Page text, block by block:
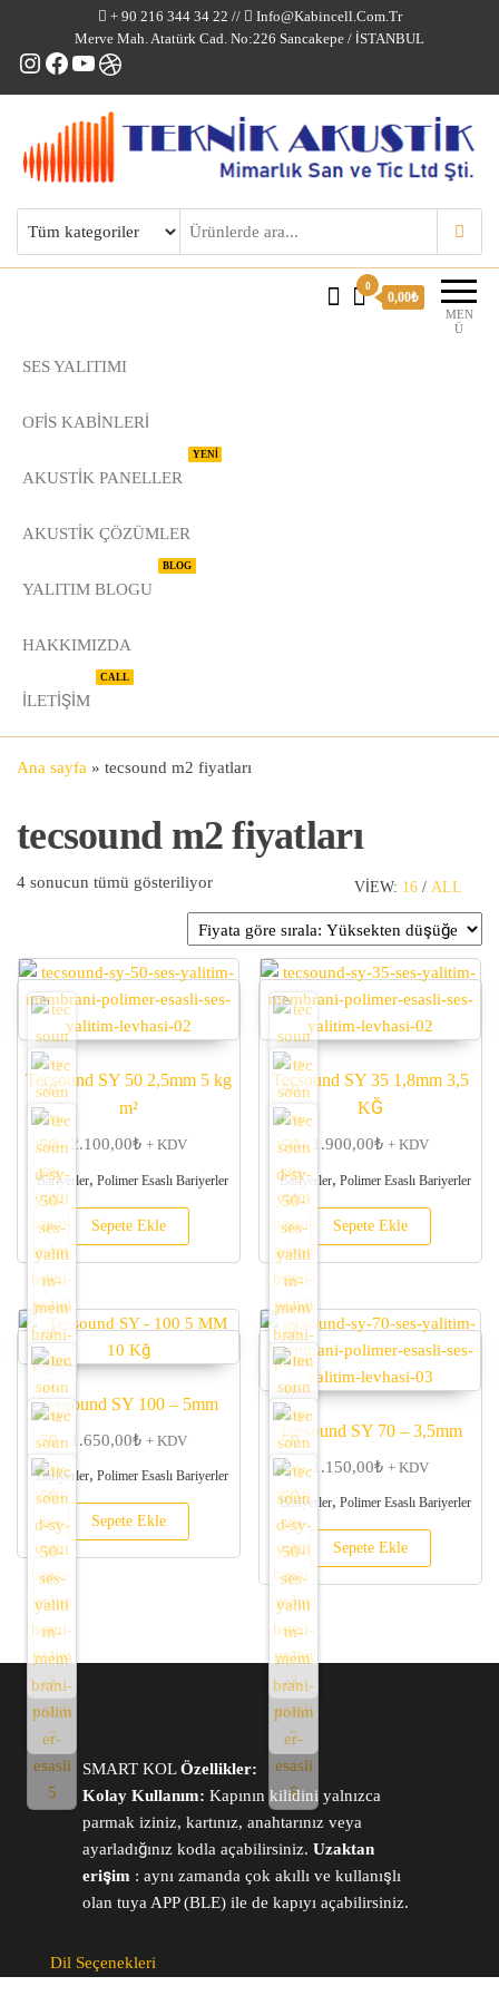
+ 90 216 344 34 22 //
Info@kabincell.com.tr
Merve Mah. Atatürk Cad. No:226 Sancakepe / İSTANBUL
Instagram
Facebook
YouTube
Dribbble
Kabincell Ofis Kabinleri
MEN
Ü
0
0,00₺
SES YALITIMI
OFİS KABİNLERİ
AKUSTİK PANELLER
YENİ
AKUSTIK ÇÖZÜMLER
YALITIM BLOGU
BLOG
HAKKIMIZDA
İLETIŞIM
CALL
Ana sayfa » tecsound m2 fiyatları
tecsound m2 fiyatları
VIEW: 16 / ALL
4 sonucun tümü gösteriliyorFiyata göre sıralandı: yüksekten düşüğe
Tecsound SY 50 2,5mm 5 kg
m²
2.100,00₺ + KDV
Bariyerler, Polimer Esaslı Bariyerler
Sepete Ekle
Tecsound SY 35 1,8mm 3,5
KĞ
1.900,00₺ + KDV
Bariyerler, Polimer Esaslı Bariyerler
Sepete Ekle
Tecsound SY 100 – 5mm
1.650,00₺ + KDV
Bariyerler, Polimer Esaslı Bariyerler
Sepete Ekle
Tecsound SY 70 – 3,5mm
1.150,00₺ + KDV
Bariyerler, Polimer Esaslı Bariyerler
Sepete Ekle
SMART KOLÖzellikler:
Kolay Kullanım: Kapının kilidini yalnızca
parmak iziniz, kartınız, anahtarınız veya
ayarladığınız kodla açabilirsiniz. Uzaktan
erişim : aynı zamanda çok akıllı ve kullanışlı
olan tuya APP (BLE) ile de kapıyı açabilirsiniz.
Dil Seçenekleri